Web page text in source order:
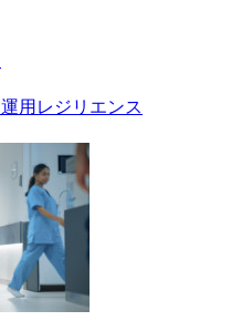
運用レジリエンス